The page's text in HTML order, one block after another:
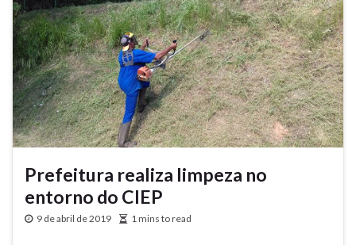
Prefeitura realiza limpeza no
entorno do CIEP
9 de abril de 2019 1 mins to read